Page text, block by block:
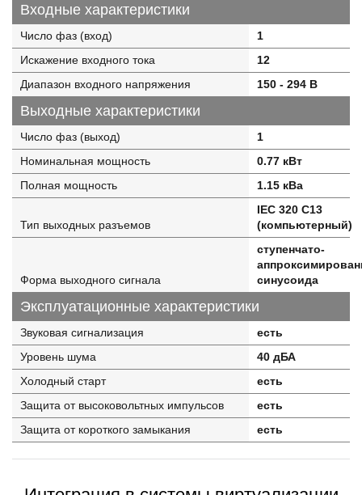
Входные характеристики
Число фаз (вход)
1
Искажение входного тока
12
Диапазон входного напряжения
150 - 294 В
Выходные характеристики
Число фаз (выход)
1
Номинальная мощность
0.77 кВт
Полная мощность
1.15 кВа
Тип выходных разъемов
IEC 320 C13
(компьютерный)
Форма выходного сигнала
ступенчато-
синусоида
Эксплуатационные характеристики
Звуковая сигнализация
есть
Уровень шума
40 дБА
Холодный старт
есть
Защита от высоковольтных импульсов
есть
Защита от короткого замыкания
есть